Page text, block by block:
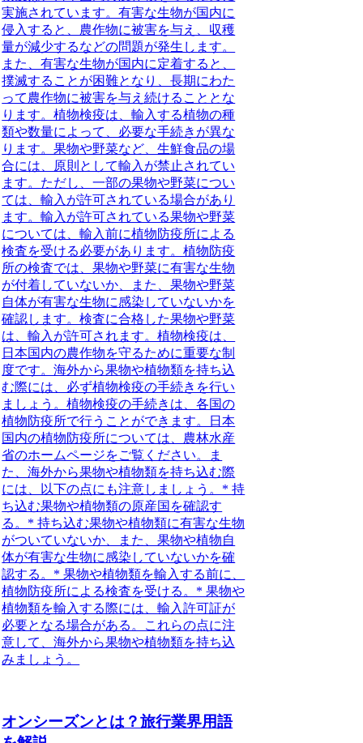
実施されています。有害な生物が国内に
侵入すると、農作物に被害を与え、収穫
量が減少するなどの問題が発生します。
また、有害な生物が国内に定着すると、
撲滅することが困難となり、長期にわた
って農作物に被害を与え続けることとな
ります。植物検疫は、輸入する植物の種
類や数量によって、必要な手続きが異な
ります。果物や野菜など、生鮮食品の場
合には、原則として輸入が禁止されてい
ます。ただし、一部の果物や野菜につい
ては、輸入が許可されている場合があり
ます。輸入が許可されている果物や野菜
については、輸入前に植物防疫所による
検査を受ける必要があります。植物防疫
所の検査では、果物や野菜に有害な生物
が付着していないか、また、果物や野菜
自体が有害な生物に感染していないかを
確認します。検査に合格した果物や野菜
は、輸入が許可されます。植物検疫は、
日本国内の農作物を守るために重要な制
度です。海外から果物や植物類を持ち込
む際には、必ず植物検疫の手続きを行い
ましょう。植物検疫の手続きは、各国の
植物防疫所で行うことができます。日本
国内の植物防疫所については、農林水産
省のホームページをご覧ください。ま
た、海外から果物や植物類を持ち込む際
には、以下の点にも注意しましょう。* 持
ち込む果物や植物類の原産国を確認す
る。* 持ち込む果物や植物類に有害な生物
がついていないか、また、果物や植物自
体が有害な生物に感染していないかを確
認する。* 果物や植物類を輸入する前に、
植物防疫所による検査を受ける。* 果物や
植物類を輸入する際には、輸入許可証が
必要となる場合がある。これらの点に注
意して、海外から果物や植物類を持ち込
みましょう。
オンシーズンとは？旅行業界用語